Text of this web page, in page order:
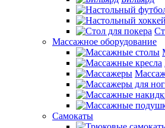
Массажное оборудование
Самокаты